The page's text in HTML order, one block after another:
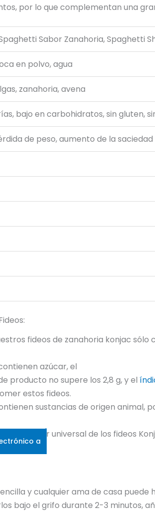
por lo que complementan una
Sabor Zanahoria, Spaghetti
en polvo, agua
zanahoria, avena
bajo en carbohidratos, sin gluten,
de peso, aumento de la saciedad
fideos de zanahoria konjac
azúcar, el
producto no supere los 2,8 g, y el
estos fideos.
sustancias de origen animal,
- El sabor universal de los fideos
y cualquier ama de casa puede
bajo el grifo durante 2-3 minutos,
a